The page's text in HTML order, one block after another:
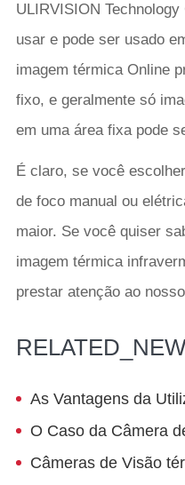
ULIRVISION
usar e pode ser usado
imagem térmica Online
fixo, e geralmente só
em uma área fixa pode
É claro, se você
de foco manual ou
maior. Se você quiser
imagem térmica
prestar atenção ao
As Vantagens da Utilização de Tecnologia de
O Caso da Câmera de Imagem Térmica
Câmeras de Visão térmica para